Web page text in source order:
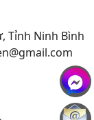
Tỉnh Ninh Bình